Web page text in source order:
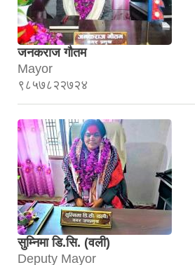
जनकराज गौतम
Mayor
९८५७८२२७२४
सुम्निमा डि.सि. (वली)
Deputy Mayor